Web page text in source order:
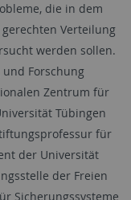
die in dem
Verteilung
werden sollen.
Forschung
Zentrum für
Tübingen
für
der Universität
der Freien
Sicherungssysteme